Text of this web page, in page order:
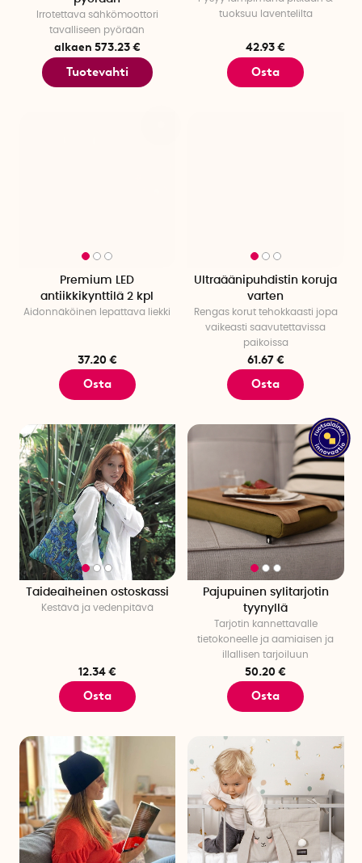
Irrotettava sähkömoottori
tavalliseen pyörään
alkaen 573.23 €
Tuotevahti
tuoksuu laventelilta
42.93 €
Osta
Premium LED
antiikkikynttilä 2 kpl
Aidonnäköinen lepattava liekki
37.20 €
Osta
Ultraäänipuhdistin koruja
varten
Rengas korut tehokkaasti jopa
vaikeasti saavutettavissa
paikoissa
61.67 €
Osta
Taideaiheinen ostoskassi
Kestävä ja vedenpitävä
12.34 €
Osta
Pajupuinen sylitarjotin
tyynyllä
Tarjotin kannettavalle
tietokoneelle ja aamiaisen ja
illallisen tarjoiluun
50.20 €
Osta